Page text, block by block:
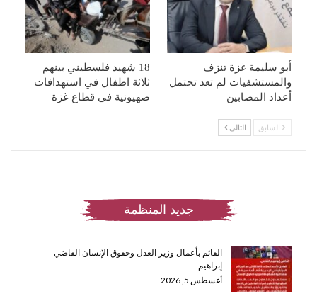
أبو سليمة غزة تنزف
والمستشفيات لم تعد تحتمل
أعداد المصابين
18 شهيد فلسطيني بينهم
ثلاثة اطفال في استهدافات
صهيونية في قطاع غزة
السابق التالي
جديد المنظمة
القائم بأعمال وزير العدل وحقوق الإنسان القاضي
إبراهيم…
أغسطس 5, 2026